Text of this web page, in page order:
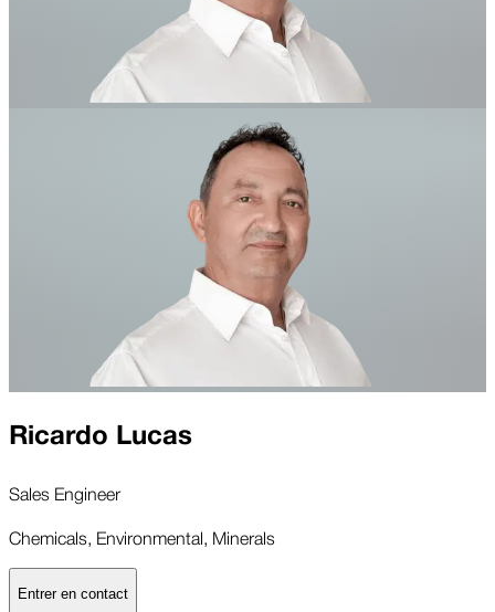
Ricardo Lucas
Sales Engineer
Chemicals, Environmental, Minerals
Entrer en contact